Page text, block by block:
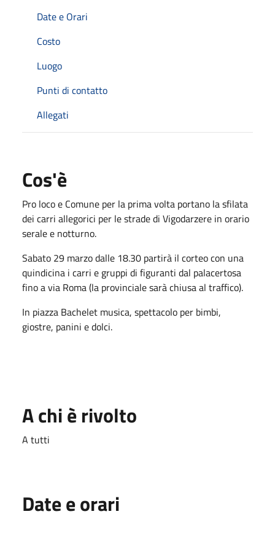
Date e Orari
Costo
Luogo
Punti di contatto
Allegati
Cos'è
Pro loco e Comune per la prima volta portano la sfilata
dei carri allegorici per le strade di Vigodarzere in orario
serale e notturno.
Sabato 29 marzo dalle 18.30 partirà il corteo con una
quindicina i carri e gruppi di figuranti dal palacertosa
fino a via Roma (la provinciale sarà chiusa al traffico).
In piazza Bachelet musica, spettacolo per bimbi,
giostre, panini e dolci.
A chi è rivolto
A tutti
Date e orari